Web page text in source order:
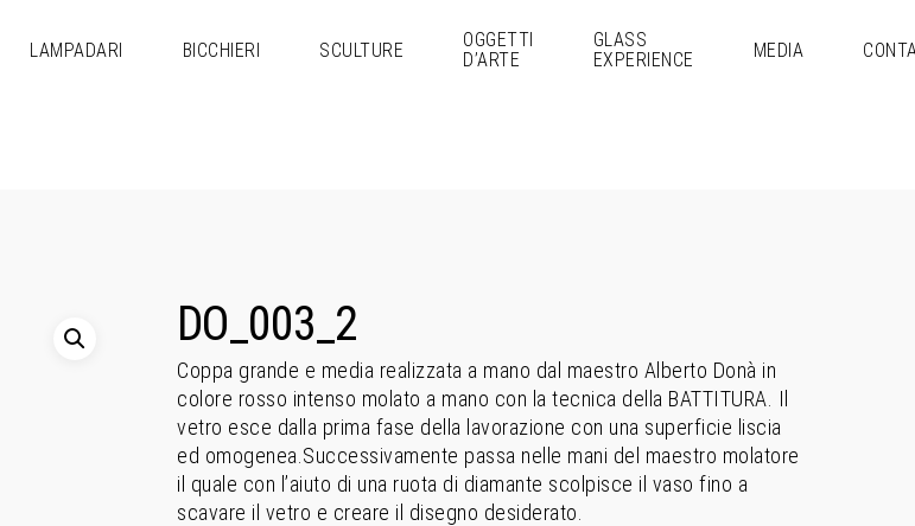
LAMPADARI BICCHIERI SCULTURE
OGGETTI
D’ARTE
GLASS
EXPERIENCE
MEDIA
DO_003_2
Coppa grande e media realizzata a mano dal maestro Alberto Donà in
colore rosso intenso molato a mano con la tecnica della BATTITURA. Il
vetro esce dalla prima fase della lavorazione con una superficie liscia
ed omogenea.Successivamente passa nelle mani del maestro molatore
il quale con l’aiuto di una ruota di diamante scolpisce il vaso fino a
scavare il vetro e creare il disegno desiderato.